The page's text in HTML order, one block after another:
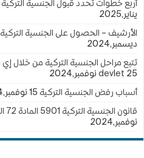
أربع خطوات تحدد قبول الجنسية التركية
يناير,2025
الأرشيف – الحصول على الجنسية التركية
ديسمبر,2024
devlet 25 نوفمبر,2024
أسباب رفض الجنسية التركية 15 نوفمبر,2024
قانون الجنسية التركية 5901 المادة 72 الفقرة 5
نوفمبر,2024